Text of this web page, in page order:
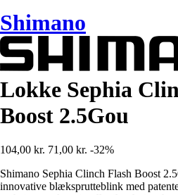
Shimano
Lokke Sephia
Boost 2.5Gou
104,00 kr. 71,00 kr. -32%
Shimano Sephia Clinch Flash Boost
innovative blæksprutteblink med